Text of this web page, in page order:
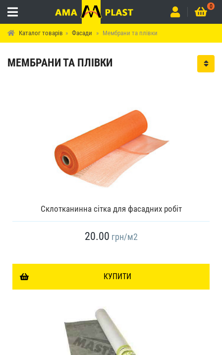
0
Каталог товарів Фасади Мембрани та плівки
МЕМБРАНИ ТА ПЛІВКИ
Склотканинна сітка для фасадних робіт
20.00 грн/м2
КУПИТИ